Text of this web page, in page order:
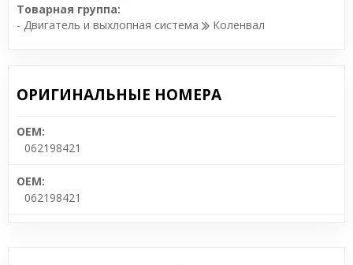
Товарная группа:
- Двигатель и выхлопная система
Коленвал
ОРИГИНАЛЬНЫЕ НОМЕРА
OEM:
062198421
OEM:
062198421